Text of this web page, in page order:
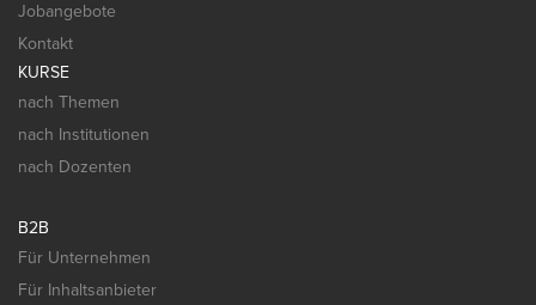
Jobangebote
Kontakt
KURSE
nach Themen
nach Institutionen
nach Dozenten
B2B
Für Unternehmen
Für Inhaltsanbieter